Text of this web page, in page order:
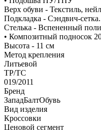
Верх обуви - Текстиль,
Подкладка - Сэндвич-
Стелька - Вспененный
• Композитный подносок
Высота - 11 см
Метод крепления
Литьевой
ТР/ТС
019/2011
Бренд
ЗападБалтОбувь
Вид изделия
Кроссовки
Ценовой сегмент